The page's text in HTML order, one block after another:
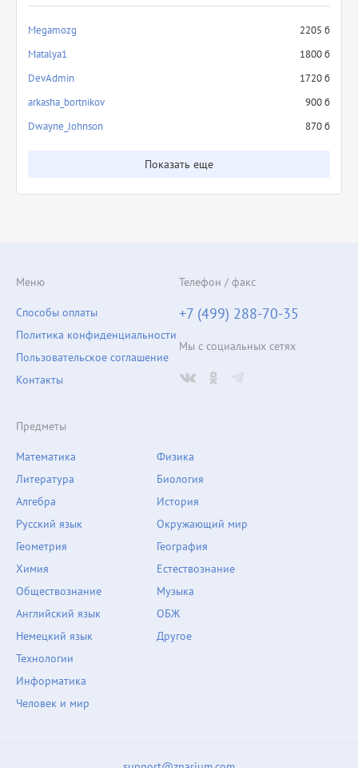
Megamozg
2205 б
Matalya1
1800 б
DevAdmin
1720 б
arkasha_bortnikov
900 б
Dwayne_Johnson
870 б
Показать еще
Предметы
Математика
Литература
Алгебра
Русский язык
Геометрия
Химия
Физика
Биология
История
Окружающий мир
География
Естествознание
Обществознание
Английский язык
Немецкий язык
Технологии
Информатика
Человек и мир
Музыка
ОБЖ
Другое
Меню
Способы оплаты
Политика конфиденциальности
Пользовательское соглашение
Контакты
Телефон / факс
+7 (499) 288-70-35
Мы с социальных сетях